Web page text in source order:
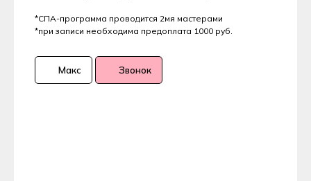
*СПА-программа проводится 2мя мастерами
*при записи необходима предоплата 1000 руб.
Макс Звонок